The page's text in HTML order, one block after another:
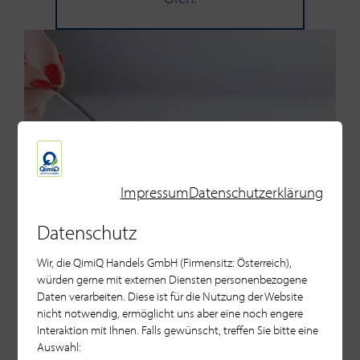
Kokos-​Panna Cotta
ImpressumDatenschutzerklärung
Datenschutz
Wir, die QimiQ Handels GmbH (Firmensitz: Österreich),
würden gerne mit externen Diensten personenbezogene
Daten verarbeiten. Diese ist für die Nutzung der Website
nicht notwendig, ermöglicht uns aber eine noch engere
Interaktion mit Ihnen. Falls gewünscht, treffen Sie bitte eine
Auswahl: